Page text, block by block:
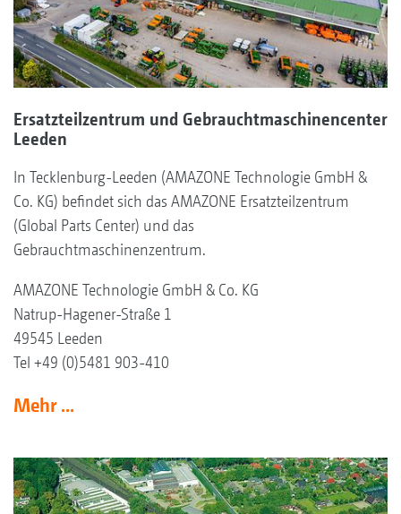
Ersatzteilzentrum und Gebrauchtmaschinencenter
Leeden
In Tecklenburg-Leeden (AMAZONE Technologie GmbH &
Co. KG) befindet sich das AMAZONE Ersatzteilzentrum
(Global Parts Center) und das
Gebrauchtmaschinenzentrum.
AMAZONE Technologie GmbH & Co. KG
Natrup-Hagener-Straße 1
49545 Leeden
Tel +49 (0)5481 903-410
Mehr ...